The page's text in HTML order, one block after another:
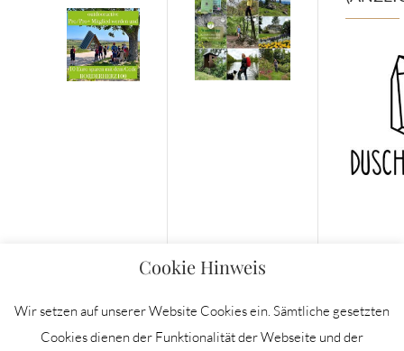
Cookie Hinweis
Wir setzen auf unserer Website Cookies ein. Sämtliche gesetzten
Cookies dienen der Funktionalität der Webseite und der